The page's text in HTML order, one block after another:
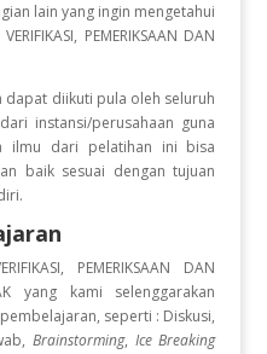
lain yang ingin mengetahui
PEMERIKSAAN DAN
dapat diikuti pula oleh seluruh
instansi/perusahaan guna
ilmu dari pelatihan ini bisa
baik sesuai dengan tujuan
PEMERIKSAAN DAN
yang kami selenggarakan
seperti : Diskusi,
Brainstorming, Ice Breaking